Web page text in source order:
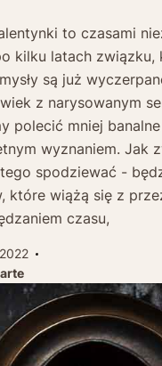
to czasami
kilku latach związku,
są już
z narysowanym
polecić mniej
wyznaniem. Jak
spodziewać -
które wiążą się z
czasu,